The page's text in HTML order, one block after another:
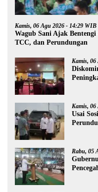
Kamis, 06 Agu 2026 - 14:29 WIB
Wagub Sani Ajak
TCC, dan Perundungan
Kamis,
Kamis,
Usai
Rabu, 05